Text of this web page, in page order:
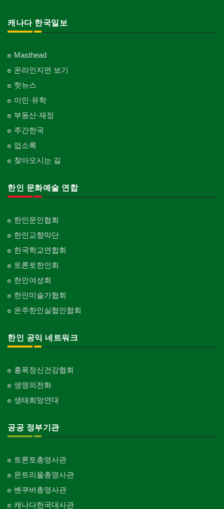
캐나다 한국일보
Masthead
온라인지면 보기
핫뉴스
이민·유학
부동산·재정
주간한국
업소록
찾아오시는 길
한인 문화예술 연합
한인문인협회
한인교향악단
한국학교연합회
토론토한인회
한인여성회
한인미술가협회
온주한인실협인협회
한인 공익 네트워크
홍푹정신건강협회
생명의전화
생태희망연대
공공 정부기관
토론토총영사관
몬트리올총영사관
벤쿠버총영사관
캐나다한국대사관